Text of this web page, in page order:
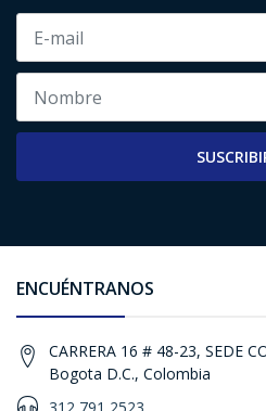
ENCUÉNTRANOS
CARRERA 16 # 48-23, SEDE
Bogota D.C., Colombia